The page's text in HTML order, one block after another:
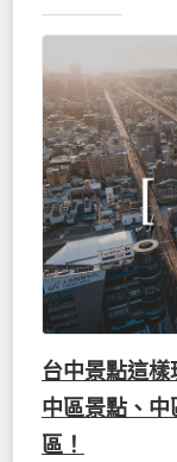
台中景點這
中區景點、
區！